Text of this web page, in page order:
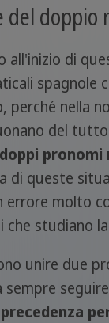
del doppio
all'inizio di
spagnole
perché nella
del
di queste
errore molto
studiano
unire due
precedenza